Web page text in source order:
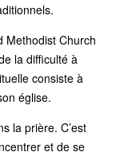
Methodist Church
la difficulté à
consiste à
église.
la prière. C’est
et de se